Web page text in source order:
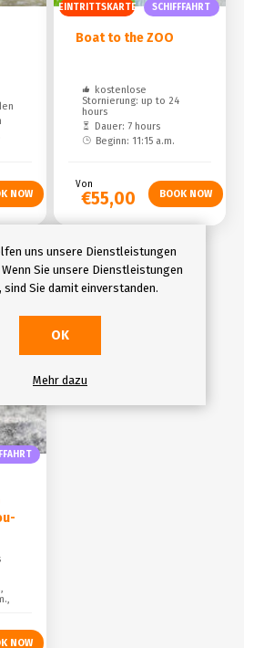
EINTRITTSKARTE SCHIFFFAHRT
Boat to the ZOO
kostenlose
Stornierung: up to 24
hours
Dauer: 7 hours
Beginn: 11:15 a.m.
Von
€55,00
uns unsere Dienstleistungen
Sie unsere Dienstleistungen
sind Sie damit einverstanden.
OK
Mehr dazu